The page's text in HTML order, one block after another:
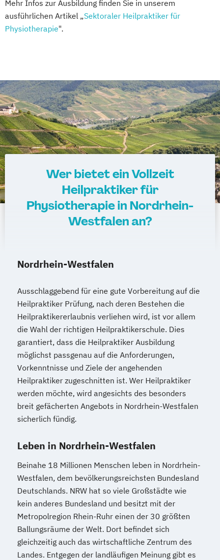
Mehr Infos zur Ausbildung finden Sie in unserem
ausführlichen Artikel „Sektoraler Heilpraktiker für
Physiotherapie".
Wer bietet ein Vollzeit
Heilpraktiker für
Physiotherapie in Nordrhein-
Westfalen an?
Nordrhein-Westfalen
Ausschlaggebend für eine gute Vorbereitung auf die
Heilpraktiker Prüfung, nach deren Bestehen die
Heilpraktikererlaubnis verliehen wird, ist vor allem
die Wahl der richtigen Heilpraktikerschule. Dies
garantiert, dass die Heilpraktiker Ausbildung
möglichst passgenau auf die Anforderungen,
Vorkenntnisse und Ziele der angehenden
Heilpraktiker zugeschnitten ist. Wer Heilpraktiker
werden möchte, wird angesichts des besonders
breit gefächerten Angebots in Nordrhein-Westfalen
sicherlich fündig.
Leben in Nordrhein-Westfalen
Beinahe 18 Millionen Menschen leben in Nordrhein-
Westfalen, dem bevölkerungsreichsten Bundesland
Deutschlands. NRW hat so viele Großstädte wie
kein anderes Bundesland und besitzt mit der
Metropolregion Rhein-Ruhr einen der 30 größten
Ballungsräume der Welt. Dort befindet sich
gleichzeitig auch das wirtschaftliche Zentrum des
Landes. Entgegen der landläufigen Meinung gibt es